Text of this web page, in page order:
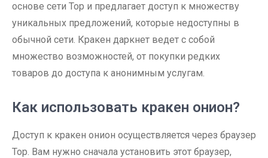
основе сети Тор и предлагает доступ к множеству
уникальных предложений, которые недоступны в
обычной сети. Кракен даркнет ведет с собой
множество возможностей, от покупки редких
товаров до доступа к анонимным услугам.
Как использовать кракен онион?
Доступ к кракен онион осуществляется через браузер
Тор. Вам нужно сначала установить этот браузер,